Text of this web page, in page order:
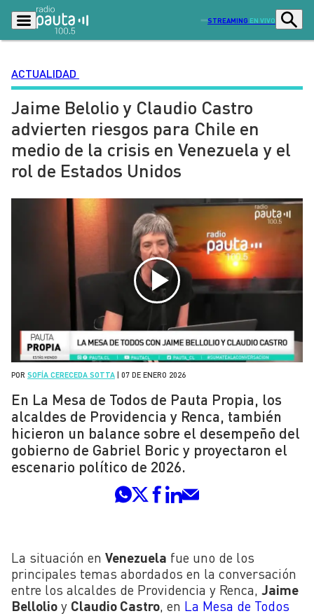
STREAMING EN VIVO
Podcasts Programas
Lo Último Actualidad
Ciudad Economía
Tendencias Deportes
Entretención y Cultura
Dato en Pauta
Contenido Patrocinado
ACTUALIDAD
Jaime Belolio y Claudio Castro
advierten riesgos para Chile en
medio de la crisis en Venezuela y el
rol de Estados Unidos
POR SOFÍA CERECEDA SOTTA 07 DE ENERO 2026
En La Mesa de Todos de Pauta Propia, los
alcaldes de Providencia y Renca, también
hicieron un balance sobre el desempeño del
gobierno de Gabriel Boric y proyectaron el
escenario político de 2026.
La situación en Venezuela fue uno de los
principales temas abordados en la conversación
entre los alcaldes de Providencia y Renca, Jaime
Bellolio y Claudio Castro , en La Mesa de Todos